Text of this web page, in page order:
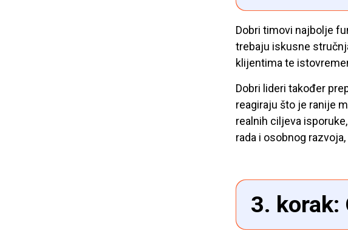
Dobri timovi najbolje
trebaju iskusne
klijentima te
Dobri lideri također
reagiraju što je ranije
realnih ciljeva
rada i osobnog
3. korak: